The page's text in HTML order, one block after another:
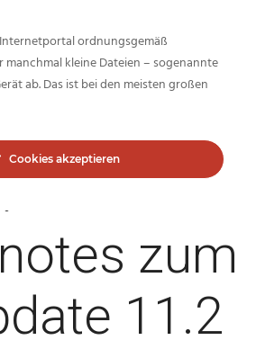
zum
11.2
ordnungsgemäß
kleine Dateien – sogenannte
ab. Das ist bei den meisten großen
Cookies akzeptieren